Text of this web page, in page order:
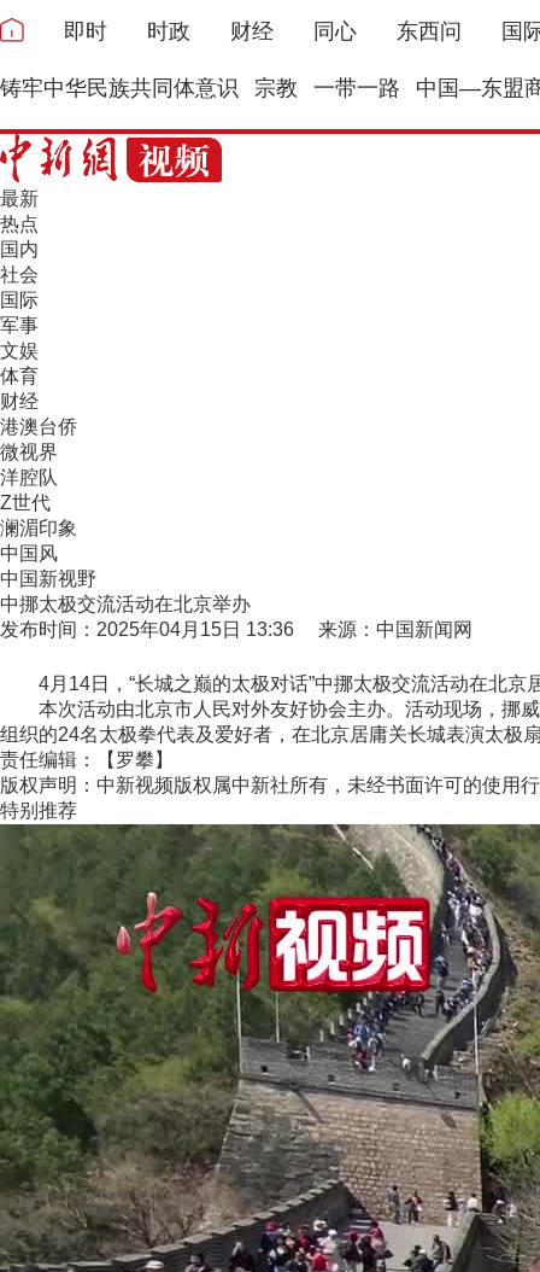
即时 时政 财经 同心 东西问 国
铸牢中华民族共同体意识 宗教 一带一路 中国—东盟
最新
热点
国内
社会
国际
军事
文娱
体育
财经
港澳台侨
微视界
洋腔队
Z世代
澜湄印象
中国风
中国新视野
中挪太极交流活动在北京举办
发布时间：2025年04月15日 13:36 来源：中国新闻网
4月14日，“长城之巅的太极对话”中挪太极交流活动在北京
本次活动由北京市人民对外友好协会主办。活动现场，挪威
组织的24名太极拳代表及爱好者，在北京居庸关长城表演太极
责任编辑：【罗攀】
版权声明：中新视频版权属中新社所有，未经书面许可的使用
特别推荐